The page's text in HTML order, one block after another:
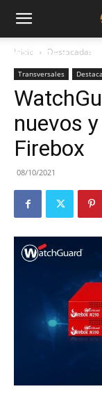
NOTICIAS
Inicio Destacadas
Transversales
nuevos
Firebox
08/10/2021